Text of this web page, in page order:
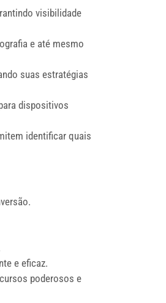
visibilidade
e até mesmo
suas estratégias
dispositivos
identificar quais
e eficaz.
poderosos e